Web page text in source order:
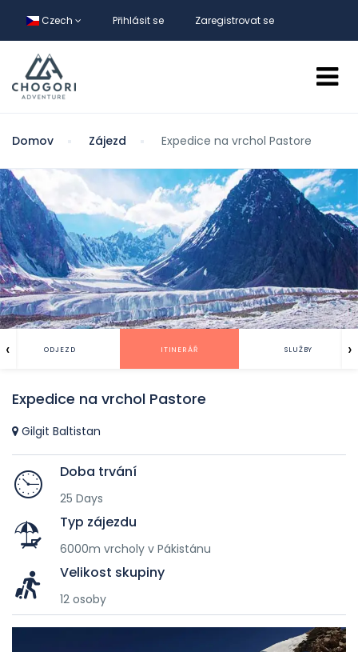
Czech Přihlásit se Zaregistrovat se
Domov Zájezd Expedice na vrchol Pastore
ODJEZD ITINERÁŘ SLUŽBY
‹ ›
Expedice na vrchol Pastore
Gilgit Baltistan
Doba trvání
25 Days
Typ zájezdu
6000m vrcholy v Pákistánu
Velikost skupiny
12 osoby